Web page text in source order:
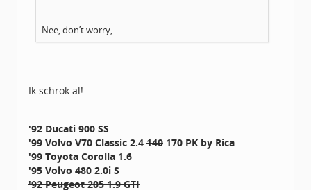
Nee, don’t worry,
Ik schrok al!
'92 Ducati 900 SS
'99 Volvo V70 Classic 2.4 140 170 PK by Rica
'99 Toyota Corolla 1.6
'95 Volvo 480 2.0i S
'92 Peugeot 205 1.9 GTI